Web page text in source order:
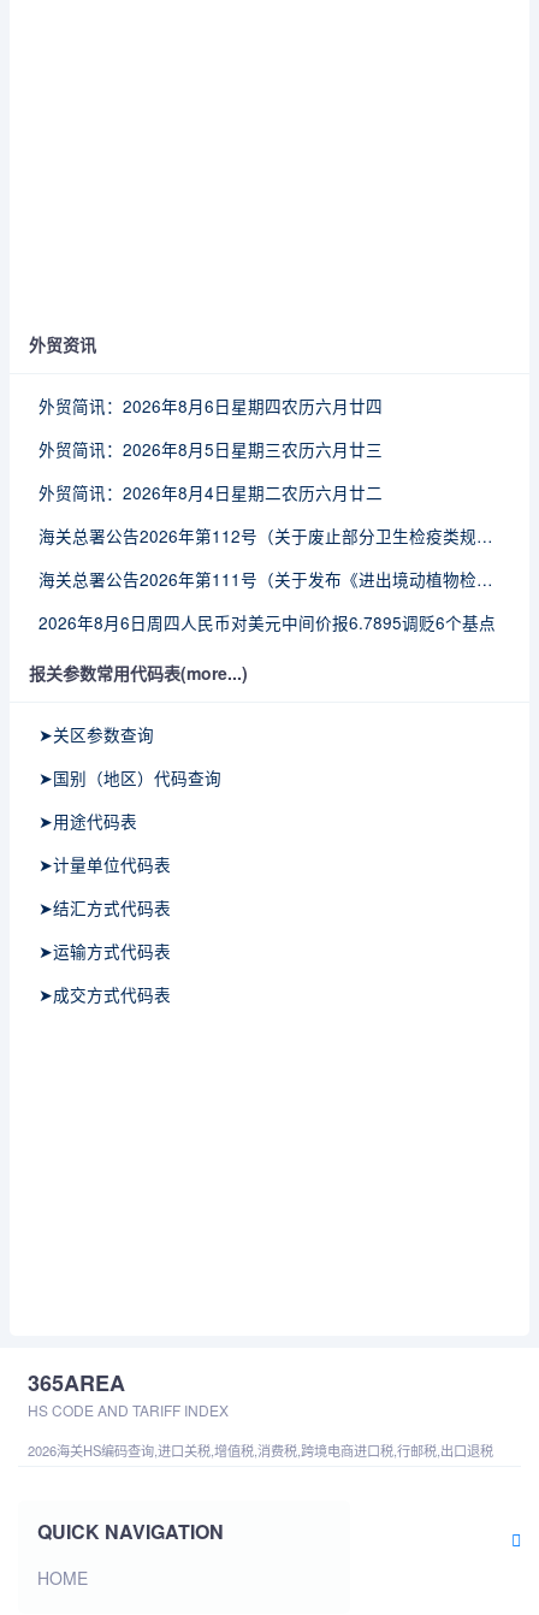
外贸资讯
外贸简讯：2026年8月6日星期四农历六月廿四
外贸简讯：2026年8月5日星期三农历六月廿三
外贸简讯：2026年8月4日星期二农历六月廿二
海关总署公告2026年第112号（关于废止部分卫生检疫类规范性文件的公告）
海关总署公告2026年第111号（关于发布《进出境动植物检疫处理监督管理工作规定》《进出境卫生处理监督管理工作规定》的公告）
2026年8月6日周四人民币对美元中间价报6.7895调贬6个基点
报关参数常用代码表(more...)
➤关区参数查询
➤国别（地区）代码查询
➤用途代码表
➤计量单位代码表
➤结汇方式代码表
➤运输方式代码表
➤成交方式代码表
365AREA
HS CODE AND TARIFF INDEX
2026海关HS编码查询,进口关税,增值税,消费税,跨境电商进口税,行邮税,出口退税
QUICK NAVIGATION
HOME